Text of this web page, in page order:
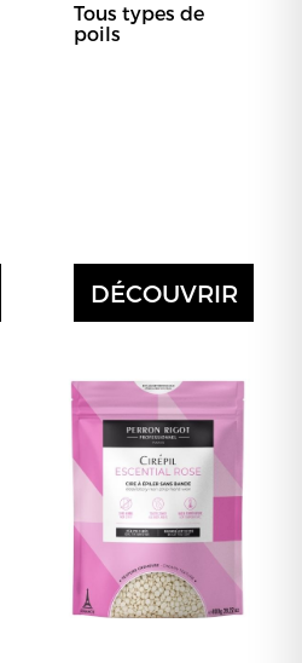
Tous types de
poils
DÉCOUVRIR